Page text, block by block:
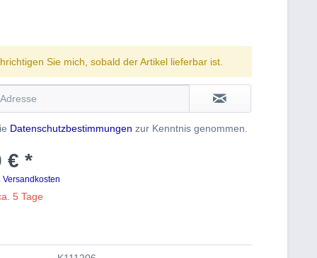
Sie mich, sobald der Artikel lieferbar ist.
Datenschutzbestimmungen zur Kenntnis genommen.
€ *
Versandkosten
5 Tage